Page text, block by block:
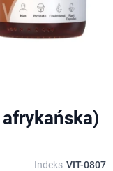
Indeks VIT-0807